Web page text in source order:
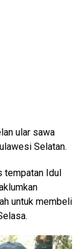
ular sawa
Selatan.
tempatan Idul
untuk membeli